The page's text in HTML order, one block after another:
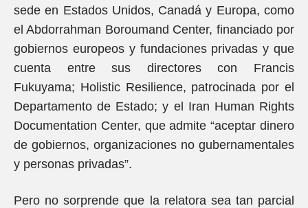
sede en Estados Unidos, Canadá y Europa, como
el Abdorrahman Boroumand Center, financiado por
gobiernos europeos y fundaciones privadas y que
cuenta entre sus directores con Francis
Fukuyama; Holistic Resilience, patrocinada por el
Departamento de Estado; y el Iran Human Rights
Documentation Center, que admite “aceptar dinero
de gobiernos, organizaciones no gubernamentales
y personas privadas”.
Pero no sorprende que la relatora sea tan parcial